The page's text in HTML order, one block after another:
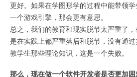
更好。如果在学图形学的过程中能带领
一个游戏引擎，那会更有意思。
总之，我们的教育和现实脱节太严重了
是在实践上都严重落后和脱节，没有通
教学生那些理论知识，这是一个失败。
那么，现在做一个软件开发者是否更加困